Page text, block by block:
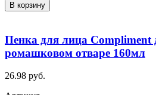
В корзину
Пенка для лица
ромашковом отваре 160мл
26.98 руб.